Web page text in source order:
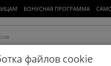
БОНУСНАЯ ПРОГРАММА
файлов cookie